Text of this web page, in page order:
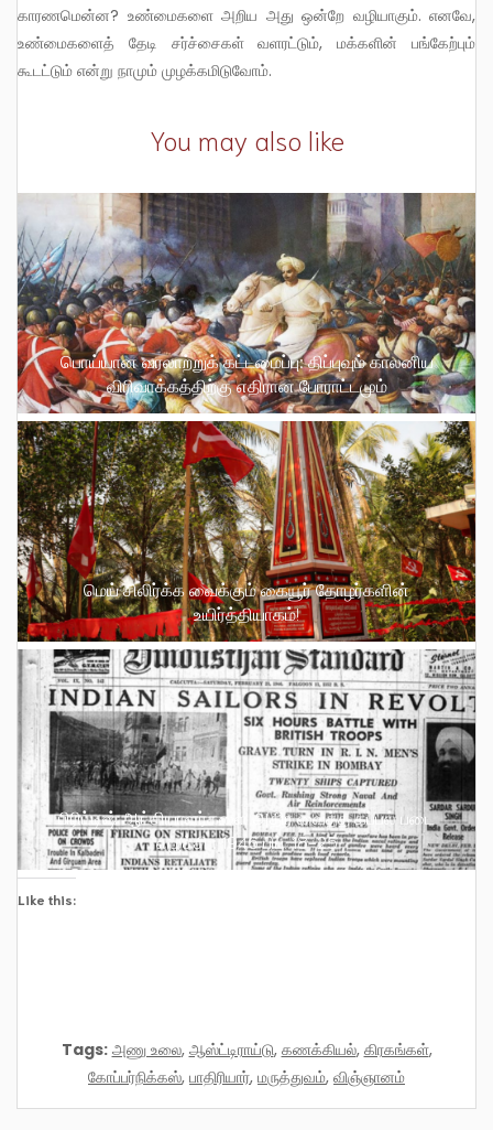
காரணமென்ன? உண்மைகளை அறிய அது ஒன்றே வழியாகும். எனவே,
உண்மைகளைத் தேடி சர்ச்சைகள் வளரட்டும், மக்களின் பங்கேற்பும்
கூடட்டும் என்று நாமும் முழக்கமிடுவோம்.
You may also like
பொய்யான வரலாற்றுக் கட்டமைப்பு: திப்புவும் காலனிய
விரிவாக்கத்திற்கு எதிரான போராட்டமும்
மெய் சிலிர்க்க வைக்கும் கையூர் தோழர்களின்
உயிர்த்தியாகம்!
பிரிட்டிஷ் ஆட்சியாளர்களை அதிர வைத்த கப்பல் படை
எழுச்சி : 1946 பிப். 18-25
Like this:
Tags: அணு உலை, ஆஸ்ட்டிராய்டு, கணக்கியல், கிரகங்கள்,
கோப்பர்நிக்கஸ், பாதிரியார், மருத்துவம், விஞ்ஞானம்